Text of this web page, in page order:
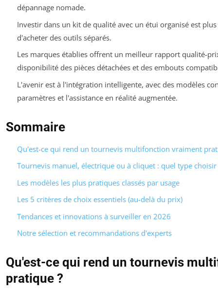
dépannage nomade.
Investir dans un kit de qualité avec un étui organisé est
d'acheter des outils séparés.
Les marques établies offrent un meilleur rapport qualité-
disponibilité des pièces détachées et des embouts
L'avenir est à l'intégration intelligente, avec des modèles
paramètres et l'assistance en réalité augmentée.
Sommaire
Qu'est-ce qui rend un tournevis multifonction vraiment
Tournevis manuel, électrique ou à cliquet : quel type choisir
Les modèles les plus pratiques classés par usage
Les 5 critères de choix essentiels (au-delà du prix)
Tendances et innovations à surveiller en 2026
Notre sélection et recommandations d'experts
Qu'est-ce qui rend un tournevis
pratique ?